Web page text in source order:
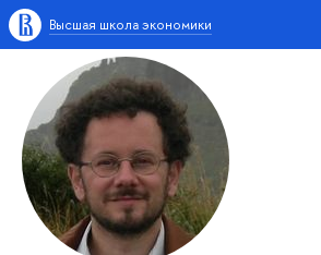
Высшая школа экономики